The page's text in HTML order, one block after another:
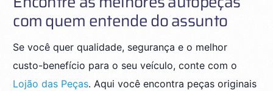
com quem entende do assunto
Se você quer qualidade, segurança e o melhor
custo-benefício para o seu veículo, conte com o
Lojão das Peças. Aqui você encontra peças originais